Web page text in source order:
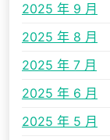
2025 年 9 月
2025 年 8 月
2025 年 7 月
2025 年 6 月
2025 年 5 月